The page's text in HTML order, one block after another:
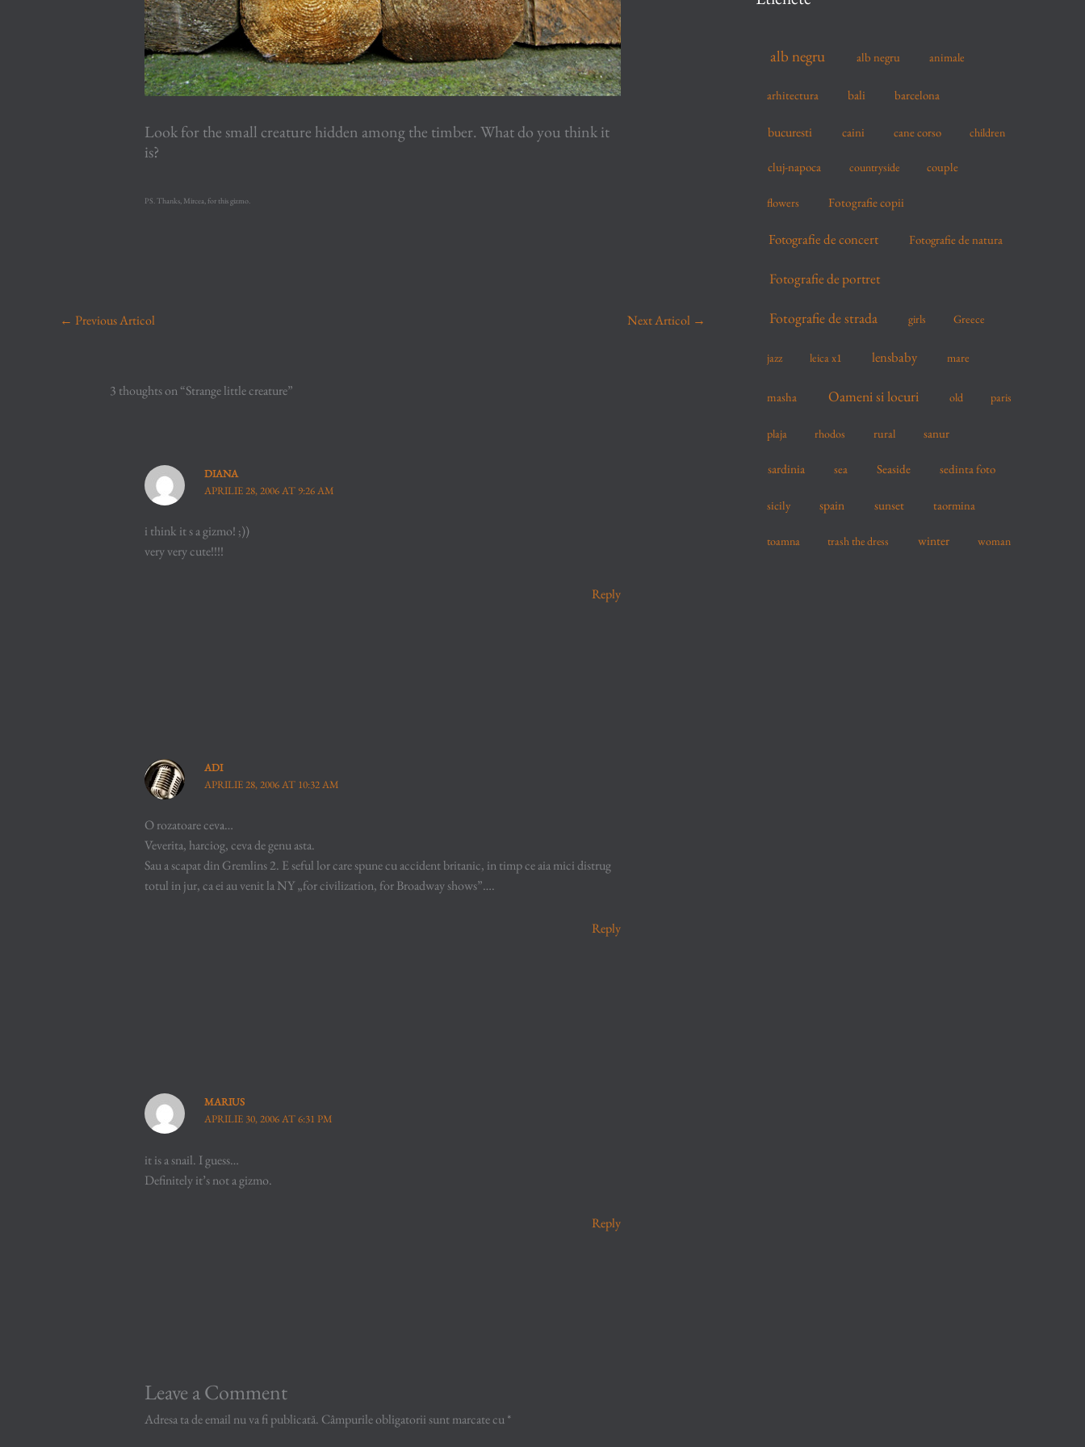
Look for the small creature hidden among the timber. What do you think it
is?
PS. Thanks, Mircea, for this gizmo.
← Previous Articol Next Articol →
3 thoughts on “Strange little creature”
DIANA
APRILIE 28, 2006 AT 9:26 AM
i think it s a gizmo! ;))
very very cute!!!!
Reply
ADI
APRILIE 28, 2006 AT 10:32 AM
O rozatoare ceva…
Veverita, harciog, ceva de genu asta.
Sau a scapat din Gremlins 2. E seful lor care spune cu accident britanic, in timp ce aia mici distrug
totul in jur, ca ei au venit la NY „for civilization, for Broadway shows”….
Reply
MARIUS
APRILIE 30, 2006 AT 6:31 PM
it is a snail. I guess…
Definitely it’s not a gizmo.
Reply
Leave a Comment
Adresa ta de email nu va fi publicată. Câmpurile obligatorii sunt marcate cu*
alb negru alb negru animale
arhitectura bali barcelona
bucuresti caini cane corso children
cluj-napoca countryside couple
flowers Fotografie copii
Fotografie de concert Fotografie de natura
Fotografie de portret
Fotografie de strada girls Greece
jazz leica x1 lensbaby mare
masha Oameni si locuri old paris
plaja rhodos rural sanur
sardinia sea Seaside sedinta foto
sicily spain sunset taormina
toamna trash the dress winter woman